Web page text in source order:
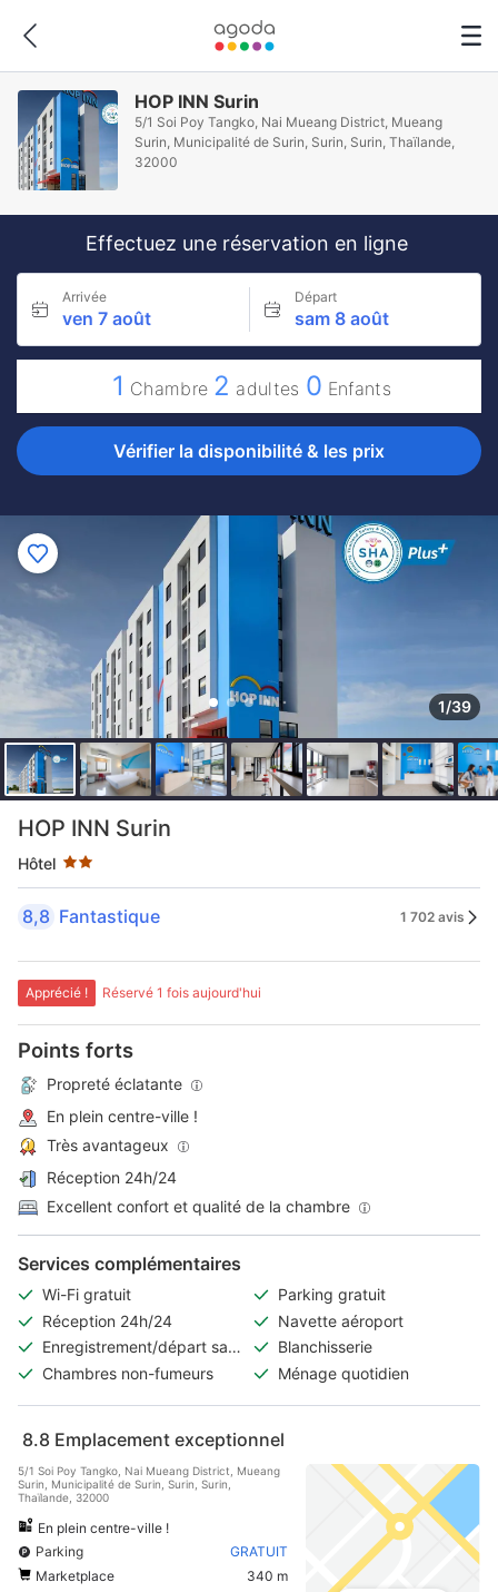
HOP INN Surin
5/1 Soi Poy Tangko, Nai Mueang District, Mueang
Surin, Municipalité de Surin, Surin, Surin, Thaïlande,
32000
Effectuez une réservation en ligne
Arrivée
ven 7 août
Départ
sam 8 août
1 Chambre 2 adultes 0 Enfants
Vérifier la disponibilité & les prix
1/39
HOP INN Surin
Hôtel
2 étoiles au classement par étoile
8,8 Fantastique 1 702 avis
Apprécié ! Réservé 1 fois aujourd'hui
Points forts
Propreté éclatante
En plein centre-ville !
Très avantageux
Réception 24h/24
Excellent confort et qualité de la chambre
Services complémentaires
Wi-Fi gratuit
Parking gratuit
Réception 24h/24
Navette aéroport
Enregistrement/départ sans
contact
Blanchisserie
Chambres non-fumeurs
Ménage quotidien
8.8 Emplacement exceptionnel
5/1 Soi Poy Tangko, Nai Mueang District, Mueang
Surin, Municipalité de Surin, Surin, Surin,
Thaïlande, 32000
En plein centre-ville !
Parking
GRATUIT
Marketplace
340 m